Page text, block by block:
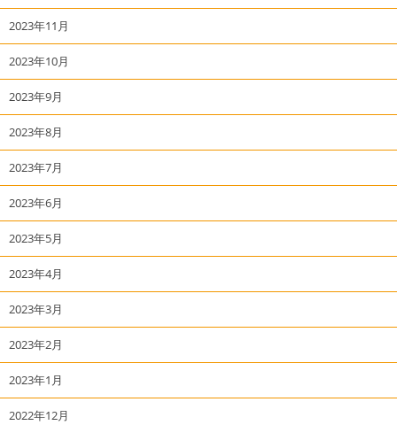
2023年11月
2023年10月
2023年9月
2023年8月
2023年7月
2023年6月
2023年5月
2023年4月
2023年3月
2023年2月
2023年1月
2022年12月